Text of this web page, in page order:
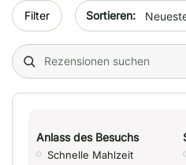
Filter Sort by date
Search (title/text)
Anlass des Besuchs
Schnelle Mahlzeit